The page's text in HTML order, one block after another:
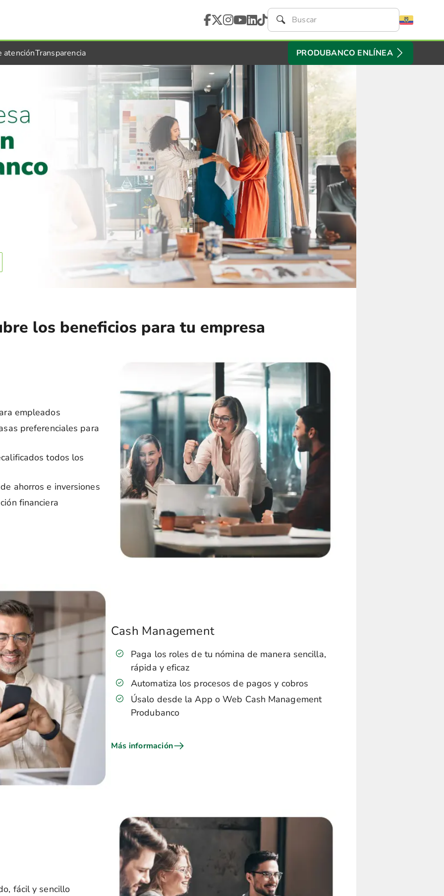
atenciónTransparencia PRODUBANCO ENLÍNEA
los beneficios para tu empresa
empleados
preferenciales para
todos los
ahorros e inversiones
financiera
Cash Management
Paga los roles de tu nómina de manera sencilla,
rápida y eficaz
Automatiza los procesos de pagos y cobros
Úsalo desde la App o Web Cash Management
Produbanco
Más información
fácil y sencillo